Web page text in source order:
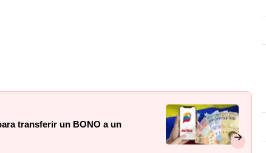
transferir un BONO a un